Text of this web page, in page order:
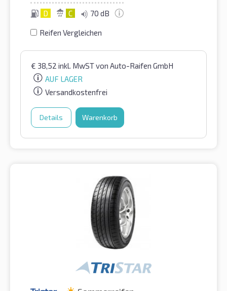
D C 70 dB
Reifen Vergleichen
€ 38,52 inkl. MwSTvon Auto-Raifen GmbH
AUF LAGER
Versandkostenfrei
Details Warenkorb